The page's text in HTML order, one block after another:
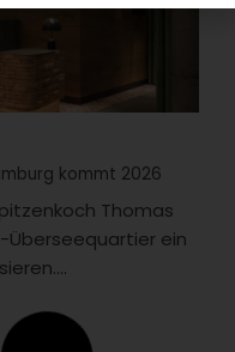
kommt 2026
Thomas
Überseequartier ein